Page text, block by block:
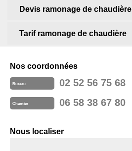
Devis ramonage de chaudière
Tarif ramonage de chaudière
Nos coordonnées
Bureau 02 52 56 75 68
Chantier 06 58 38 67 80
Nous localiser